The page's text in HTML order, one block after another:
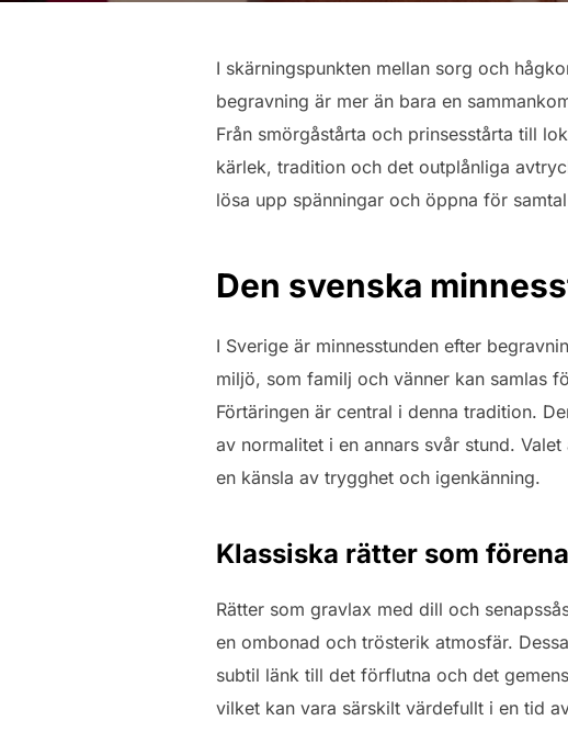
I skärningspunkten mellan sorg och
begravning är mer än bara en
Från smörgåstårta och prinsesstårta till
kärlek, tradition och det outplånliga
lösa upp spänningar och öppna för
Den svenska
I Sverige är minnesstunden efter
miljö, som familj och vänner kan samlas
Förtäringen är central i denna tradition.
av normalitet i en annars svår stund.
en känsla av trygghet och igenkänning.
Klassiska rätter som
Rätter som gravlax med dill och
en ombonad och trösterik atmosfär.
subtil länk till det förflutna och det
vilket kan vara särskilt värdefullt i en tid